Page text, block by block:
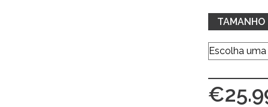
TAMANHO
€